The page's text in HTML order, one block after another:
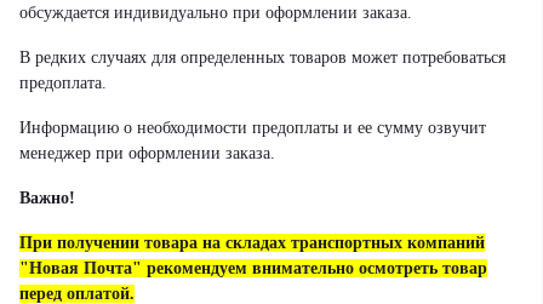
обсуждается индивидуально при оформлении заказа.
В редких случаях для определенных товаров может потребоваться
предоплата.
Информацию о необходимости предоплаты и ее сумму озвучит
менеджер при оформлении заказа.
Важно!
При получении товара на складах транспортных компаний
"Новая Почта" рекомендуем внимательно осмотреть товар
перед оплатой.